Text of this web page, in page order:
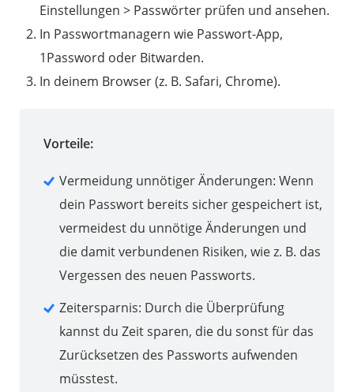
Einstellungen > Passwörter prüfen und ansehen.
In Passwortmanagern wie Passwort-App,
1Password oder Bitwarden.
In deinem Browser (z. B. Safari, Chrome).
Vorteile:
Vermeidung unnötiger Änderungen: Wenn
dein Passwort bereits sicher gespeichert ist,
vermeidest du unnötige Änderungen und
die damit verbundenen Risiken, wie z. B. das
Vergessen des neuen Passworts.
Zeitersparnis: Durch die Überprüfung
kannst du Zeit sparen, die du sonst für das
Zurücksetzen des Passworts aufwenden
müsstest.